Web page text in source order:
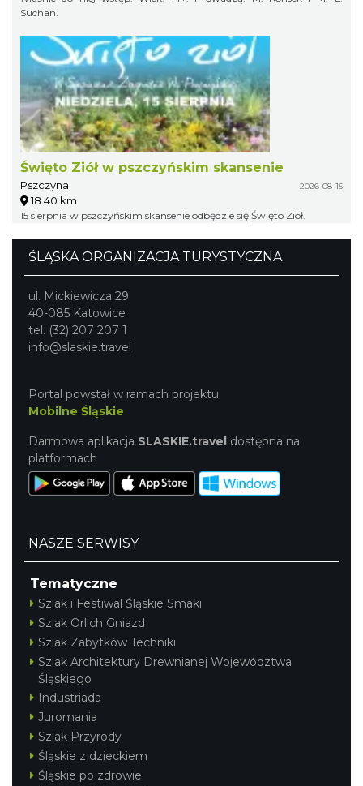
Suchan.
Święto Ziół w pszczyńskim skansenie
Pszczyna 2026-08-15
18.40 km
15 sierpnia w pszczyńskim skansenie odbędzie się Święto Ziół.
ŚLĄSKA ORGANIZACJA TURYSTYCZNA
ul. Mickiewicza 29
40-085 Katowice
tel. (32) 207 207 1
info@slaskie.travel
Portal powstał w ramach projektu
Mobilne Śląskie
Darmowa aplikacja SLASKIE.travel dostępna na
platformach
NASZE SERWISY
Tematyczne
Szlak i Festiwal Śląskie Smaki
Szlak Orlich Gniazd
Szlak Zabytków Techniki
Szlak Architektury Drewnianej Województwa
Śląskiego
Industriada
Juromania
Szlak Przyrody
Śląskie z dzieckiem
Śląskie po zdrowie